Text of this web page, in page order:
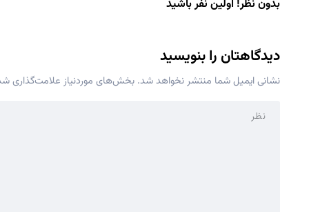
بدون نظر! اولین نفر باشید
دیدگاهتان را بنویسید
نشانی ایمیل شما منتشر نخواهد شد. بخش‌های موردنیاز علامت‌گذاری